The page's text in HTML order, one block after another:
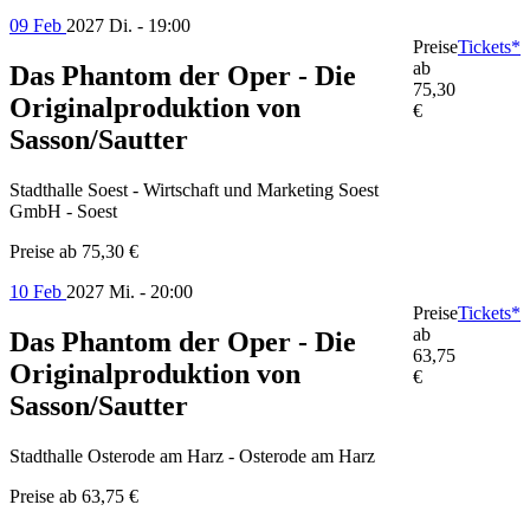
09 Feb 2027 Di. - 19:00
Das Phantom der Oper - Die
Originalproduktion von
Sasson/Sautter
Stadthalle Soest - Wirtschaft und Marketing Soest
GmbH - Soest
Preise ab 75,30 €
Preise
ab
75,30
€
Tickets*
10 Feb 2027 Mi. - 20:00
Das Phantom der Oper - Die
Originalproduktion von
Sasson/Sautter
Stadthalle Osterode am Harz - Osterode am Harz
Preise ab 63,75 €
Preise
ab
63,75
€
Tickets*